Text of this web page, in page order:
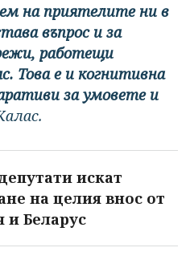
на приятелите ни в
въпрос и за
работещи
Това е и когнитивна
за умовете и
искат
на целия внос от
и Беларус